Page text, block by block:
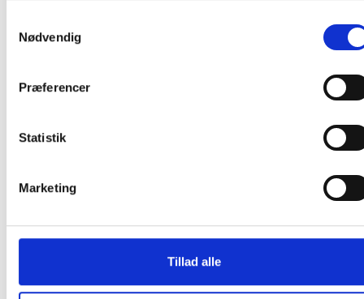
Nødvendig
Præferencer
Statistik
Marketing
Tillad alle
tilinfo@justmore.dk
Producent:
Den bliver først produceret, når den bestilles.
snart vi har bekræftet bestillingen. Dette gælder
på fabrikken samt et stort varelager. Da tavlen